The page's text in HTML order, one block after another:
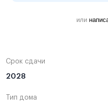
или
Срок сдачи
2028
Тип дома